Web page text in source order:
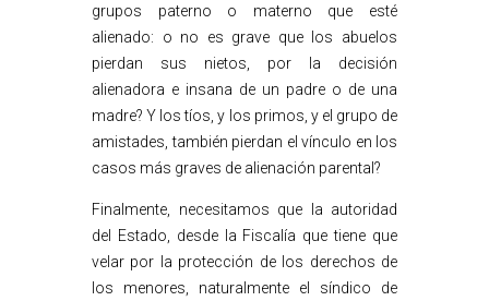
grupos paterno o materno que esté
alienado: o no es grave que los abuelos
pierdan sus nietos, por la decisión
alienadora e insana de un padre o de una
madre? Y los tíos, y los primos, y el grupo de
amistades, también pierdan el vínculo en los
casos más graves de alienación parental?
Finalmente, necesitamos que la autoridad
del Estado, desde la Fiscalía que tiene que
velar por la protección de los derechos de
los menores, naturalmente el síndico de